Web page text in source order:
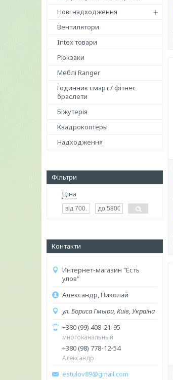
Нові надходження
Вентилятори
Intex товари
Рюкзаки
Меблі Ranger
Годинник смарт / фітнес
браслети
Біжутерія
Квадрокоптеры
Надходження
Фільтри
Ціна
Контакти
Интернет-магазин "Есть
улов"
Александр, Николай
ул. Бориса Гмыри, Київ, Україна
+380 (99) 408-21-95
многоканальный
+380 (98) 778-12-54
Александр
estulov89@gmail.com